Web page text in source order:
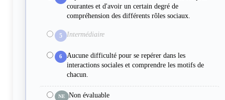
courantes et d'avoir un certain degré de
compréhension des différents rôles sociaux.
5 Intermédiaire
6
Aucune difficulté pour se repérer dans les
interactions sociales et comprendre les motifs de
chacun.
NE Non évaluable